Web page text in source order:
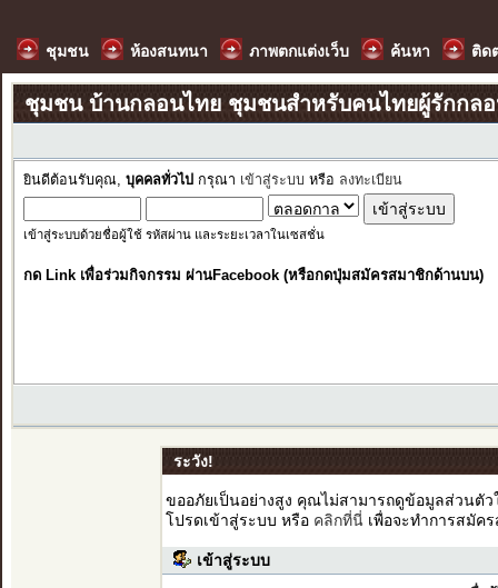
ชุมชน ห้องสนทนา ภาพตกแต่งเว็บ ค้นหา ติด
ชุมชน บ้านกลอนไทย ชุมชนสำหรับคนไทยผู้รักกล
ยินดีต้อนรับคุณ, บุคคลทั่วไป กรุณา เข้าสู่ระบบ หรือ ลงทะเบียน
เข้าสู่ระบบด้วยชื่อผู้ใช้ รหัสผ่าน และระยะเวลาในเซสชั่น
กด Link เพื่อร่วมกิจกรรม ผ่านFacebook (หรือกดปุ่มสมัครสมาชิกด้านบน)
ระวัง!
ขออภัยเป็นอย่างสูง คุณไม่สามารถดูข้อมูลส่วนตั
โปรดเข้าสู่ระบบ หรือ คลิกที่นี่เพื่อจะทำการสมัค
เข้าสู่ระบบ